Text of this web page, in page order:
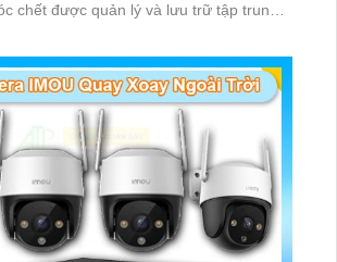
chết được quản lý và lưu trữ tập trung